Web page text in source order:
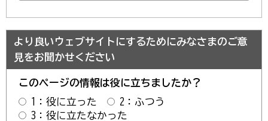
より良いウェブサイトにするためにみなさまのご意
見をお聞かせください
このページの情報は役に立ちましたか？
1：役に立った
2：ふつう
3：役に立たなかった